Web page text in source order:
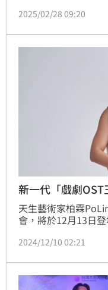
外之醫》創作新歌〈
真的很奇妙。」
2025/02/28 09:20
新一代「戲劇
天生藝術家柏霖
會，將於12月13日
深厚的情感羈絆，每
2024/12/10 02:21